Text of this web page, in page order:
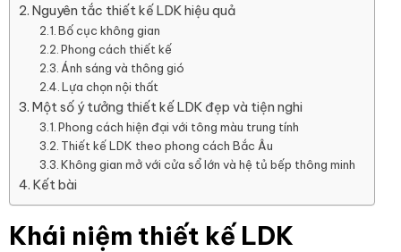
Nguyên tắc thiết kế LDK hiệu quả
Bố cục không gian
Phong cách thiết kế
Ánh sáng và thông gió
Lựa chọn nội thất
Một số ý tưởng thiết kế LDK đẹp và tiện nghi
Phong cách hiện đại với tông màu trung tính
Thiết kế LDK theo phong cách Bắc Âu
Không gian mở với cửa sổ lớn và hệ tủ bếp thông minh
Kết bài
Khái niệm thiết kế LDK